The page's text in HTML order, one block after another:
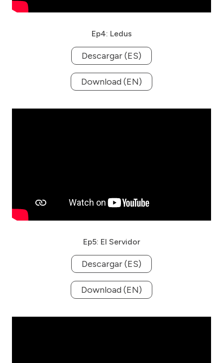
Ep4: Ledus
Descargar (ES)
Download (EN)
Ep5: El Servidor
Descargar (ES)
Download (EN)